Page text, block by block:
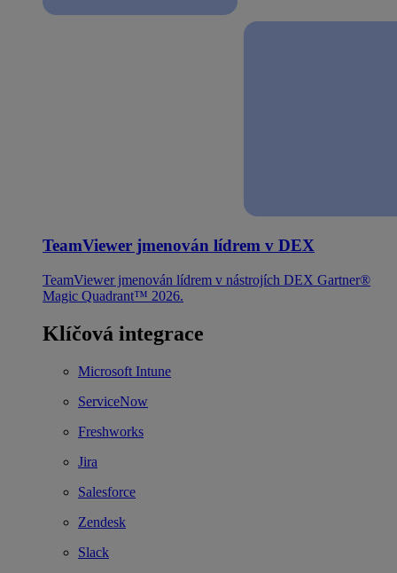
TeamViewer jmenován lídrem v DEX
TeamViewer jmenován lídrem v nástrojích DEX Gartner®
Magic Quadrant™ 2026.
Klíčová integrace
Microsoft Intune
ServiceNow
Freshworks
Jira
Salesforce
Zendesk
Slack